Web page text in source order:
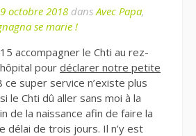
octobre 2018 dansAvec Papa,
se marie !
accompagner le Chti au rez-
pour déclarer notre petite
ce super service n’existe plus
le Chti dû aller sans moi à la
de la naissance afin de faire la
délai de trois jours. Il n’y est